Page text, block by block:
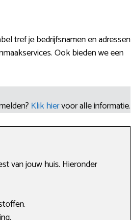
tref je bedrijfsnamen en adressen
Ook bieden we een
Klik hiervoor alle informatie.
van jouw huis. Hieronder